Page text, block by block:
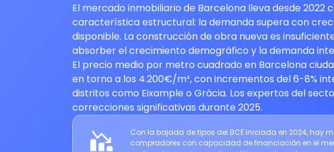
El mercado inmobiliario de Barcelona lleva desde 2022
característica estructural: la demanda supera con
disponible. La construcción de obra nueva es
absorber el crecimiento demográfico y la demanda
El precio medio por metro cuadrado en Barcelona
en torno a los 4.200€/m², con incrementos del 6-8%
distritos como Eixample o Gràcia. Los expertos del
correcciones significativas durante 2025.
Con la bajada de tipos del BCE iniciada en 2024, hay
compradores con capacidad de financiación en el